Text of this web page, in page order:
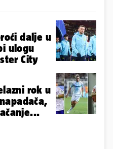
dalje u
ulogu
City
rok u